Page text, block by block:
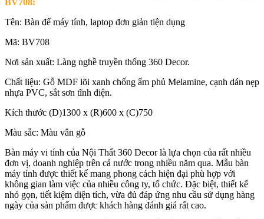
Tên: Bàn để máy tính, laptop đơn giản tiện dụng
Mã: BV708
Nơi sản xuất: Làng nghề truyền thống 360 Decor.
Chất liệu: Gỗ MDF lõi xanh chống ẩm phủ Melamine, cạnh dán nẹp
nhựa PVC, sắt sơn tĩnh điện.
Kích thước (D)1300 x (R)600 x (C)750
Màu sắc: Màu vân gỗ
Bàn máy vi tính của Nội Thất 360 Decor là lựa chọn của rất nhiều
đơn vị, doanh nghiệp trên cả nước trong nhiều năm qua. Mẫu bàn
máy tính được thiết kế mang phong cách hiện đại phù hợp với
không gian làm việc của nhiều công ty, tổ chức. Đặc biệt, thiết kế
nhỏ gọn, tiết kiệm diện tích, vừa đủ đáp ứng nhu cầu sử dụng hàng
ngày của sản phẩm được khách hàng đánh giá rất cao.